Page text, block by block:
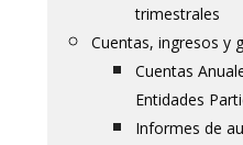
trimestrales
Cuentas, ingresos y
Cuentas
Entidades
Informes de